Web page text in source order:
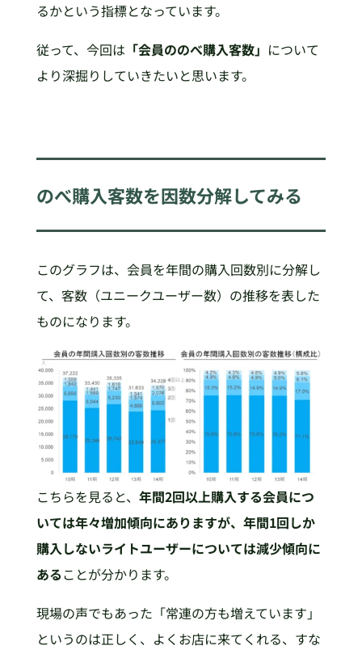
るかという指標となっています。
従って、今回は 「会員ののべ購入客数」 について
より深掘りしていきたいと思います。
のべ購入客数を因数分解してみる
このグラフは、会員を年間の購入回数別に分解し
て、客数（ユニークユーザー数）の推移を表した
ものになります。
こちらを見ると、 年間2回以上購入する会員につ
いては年々増加傾向にありますが、年間1回しか
購入しないライトユーザーについては減少傾向に
あることが分かります。
現場の声でもあった「常連の方も増えています」
というのは正しく、よくお店に来てくれる、すな